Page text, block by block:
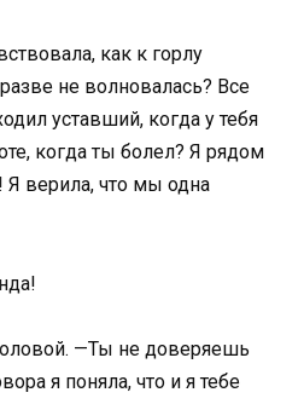
как к горлу
не волновалась? Все
уставший, когда у тебя
когда ты болел? Я рядом
верила, что мы одна
—Ты не доверяешь
я поняла, что и я тебе